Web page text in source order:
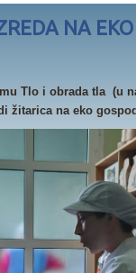
NA
Tlo i obrada tla (u
žitarica na eko